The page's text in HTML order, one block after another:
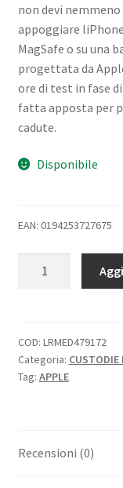
non devi
appoggiare
MagSafe o su una
progettata da
ore di test in fase
fatta apposta per
cadute.
Disponibile
EAN: 0194253727675
COVER
ORIGINALE
IN
OLIVA
COD: LRMED479172
Categoria: CUSTODIE
Tag: APPLE
Recensioni (0)